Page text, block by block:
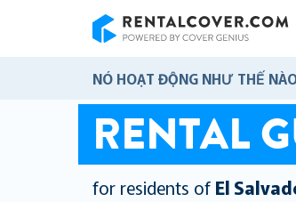
NÓ HOẠT ĐỘNG NHƯ THẾ
RENTAL
for residents of El